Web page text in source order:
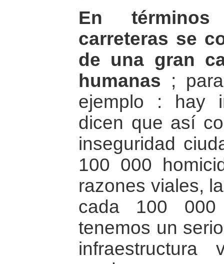
En términos
carreteras se
de una gran
humanas ;
ejemplo : hay
dicen que así
inseguridad
100 000
razones viales,
cada 100
tenemos un